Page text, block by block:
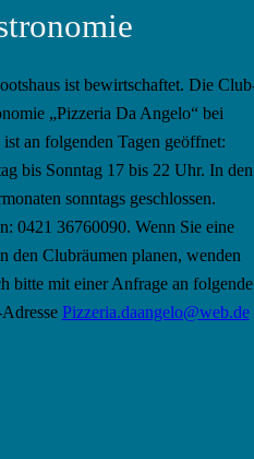
ist bewirtschaftet. Die
„Pizzeria Da Angelo“ bei
ist an folgenden Tagen geöffnet:
bis Sonntag 17 bis 22 Uhr. In den
sonntags geschlossen.
0421 36760090. Wenn Sie eine
den Clubräumen planen, wenden
bitte mit einer Anfrage an folgende
Pizzeria.daangelo@web.de